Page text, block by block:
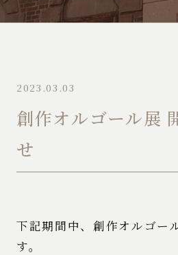
2023.03.03
創作オルゴール展
せ
下記期間中、創作オルゴー
す。